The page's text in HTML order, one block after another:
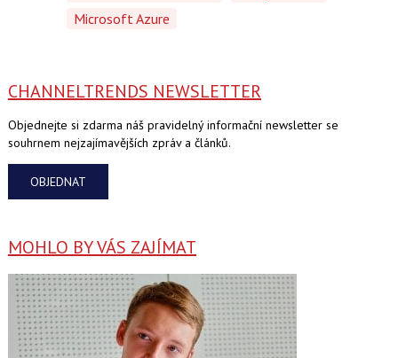
Microsoft Azure
CHANNELTRENDS NEWSLETTER
Objednejte si zdarma náš pravidelný informační newsletter se
souhrnem nejzajímavějších zpráv a článků.
OBJEDNAT
MOHLO BY VÁS ZAJÍMAT